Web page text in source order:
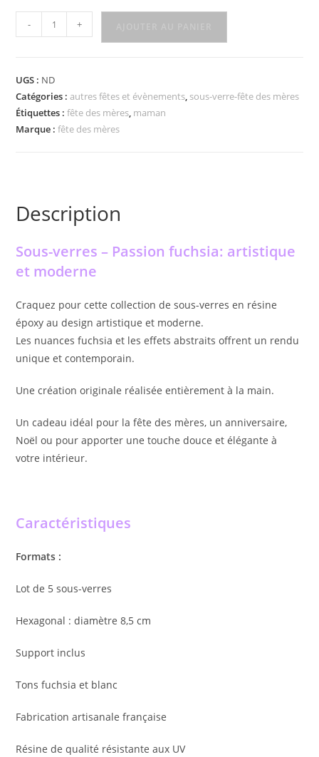
- +
UGS : ND
Catégories :autres fêtes et évènements, sous-verre-fête des mères
Étiquettes :fête des mères, maman
Marque :fête des mères
Description
Sous-verres – Passion fuchsia: artistique
et moderne
Craquez pour cette collection de sous-verres en résine
époxy au design artistique et moderne.
Les nuances fuchsia et les effets abstraits offrent un rendu
unique et contemporain.
Une création originale réalisée entièrement à la main.
Un cadeau idéal pour la fête des mères, un anniversaire,
Noël ou pour apporter une touche douce et élégante à
votre intérieur.
Caractéristiques
Formats :
Lot de 5 sous-verres
Hexagonal : diamètre 8,5 cm
Support inclus
Tons fuchsia et blanc
Fabrication artisanale française
Résine de qualité résistante aux UV